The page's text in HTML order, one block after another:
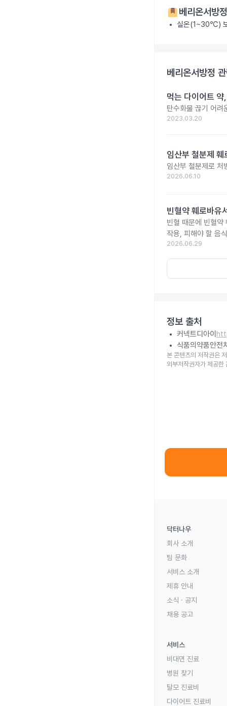
베리온서방정
실온(1~30℃)
베리온서방정
먹는 다이어트
탄수화물 끊기 어려
2023.03.20
임산부 철분제
임산부 철분제로 처
2026.06.10
빈혈약 훼로바유
빈혈 때문에 빈혈약
작용, 피해야 할 음
2026.06.29
정보 출처
커넥트디아이
식품의약품안전
본 콘텐츠의 저작권은
외부저작권자가 제공한
닥터나우
회사 소개
팀 문화
서비스 소개
제휴 안내
소식 · 공지
채용 공고
서비스
비대면 진료
병원 찾기
탈모 진료비
다이어트 진료비